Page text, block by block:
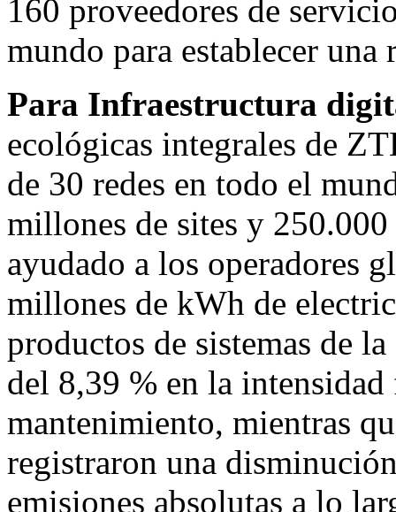
160 proveedores de
mundo para establecer
Para Infraestructura
ecológicas integrales de
de 30 redes en todo el
millones de sites y
ayudado a los operadores
millones de kWh de
productos de sistemas de
del 8,39 % en la
mantenimiento, mientras
registraron una
emisiones absolutas a lo